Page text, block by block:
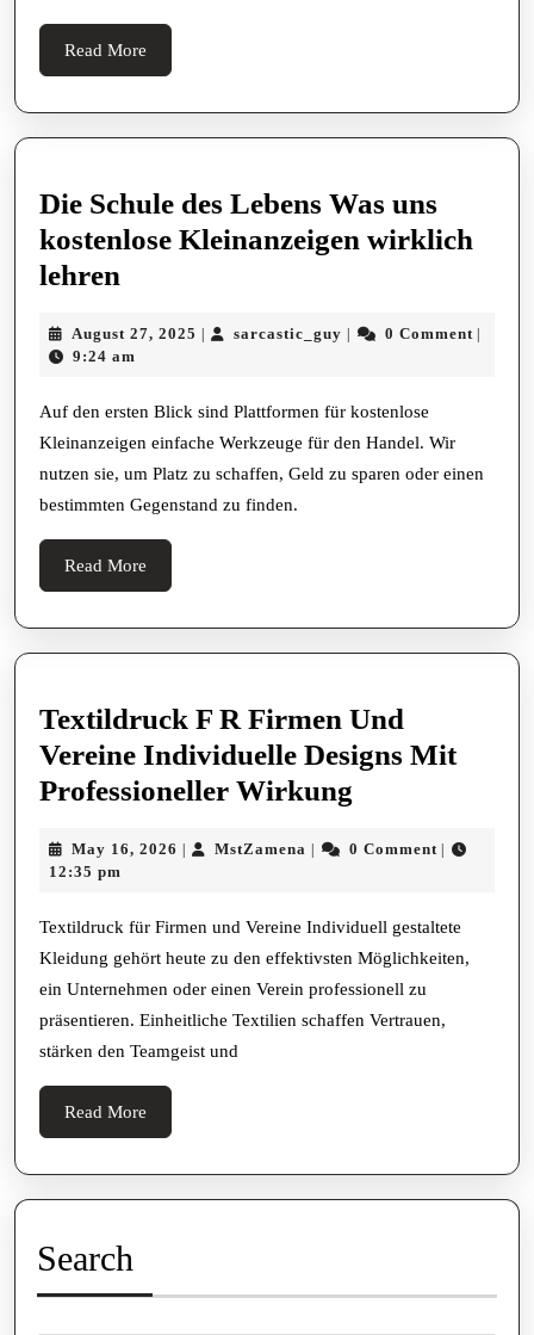
Read More
More
Die Schule des Lebens Was uns
kostenlose Kleinanzeigen wirklich
lehren
des
Was
uns
kostenlose
Kleinanzeigen
wirklich
lehren
August 27, 2025 August
| sarcastic_guy sarcastic_guy
| 0 Comment |
9:24 am
Auf den ersten Blick sind Plattformen für kostenlose
Kleinanzeigen einfache Werkzeuge für den Handel. Wir
nutzen sie, um Platz zu schaffen, Geld zu sparen oder einen
bestimmten Gegenstand zu finden.
Read More
More
Textildruck F R Firmen Und
Vereine Individuelle Designs Mit
Professioneller Wirkung
R
Und
Vereine
Individuelle
Designs
May 16, 2026 May
| MstZamena MstZamena
| 0 Comment |
12:35 pm
Textildruck für Firmen und Vereine Individuell gestaltete
Kleidung gehört heute zu den effektivsten Möglichkeiten,
ein Unternehmen oder einen Verein professionell zu
präsentieren. Einheitliche Textilien schaffen Vertrauen,
stärken den Teamgeist und
Read More
More
Search